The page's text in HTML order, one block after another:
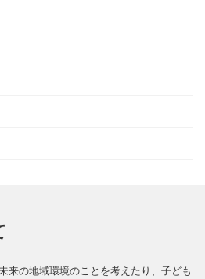
来の地域環境のことを考えたり、子ども